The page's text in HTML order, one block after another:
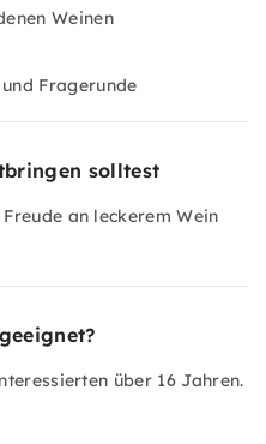
Weinen
Fragerunde
solltest
an leckerem Wein
über 16 Jahren.